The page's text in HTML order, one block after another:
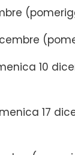
10
17